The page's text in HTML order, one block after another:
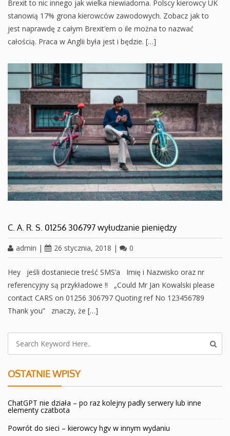
Brexit to nic innego jak wielka niewiadoma. Polscy kierowcy UK
stanowią 17% grona kierowców zawodowych. Zobacz jak to
jest naprawdę z całym Brexit’em o ile można to nazwać
całością. Praca w Anglii była jest i będzie. […]
C. A. R. S. 01256 306797 wyłudzanie pieniędzy
admin | 26 stycznia, 2018 | 0
Hey jeśli dostaniecie treść SMS’a Imię i Nazwisko oraz nr
referencyjny są przykładowe !! „Could Mr Jan Kowalski please
contact CARS on 01256 306797 Quoting ref No 123456789
Thank you” znaczy, że […]
OSTATNIE WPISY
ChatGPT nie działa – po raz kolejny padly serwery lub inne
elementy czatbota
Powrót do sieci – kierowcy hgv w innym wydaniu